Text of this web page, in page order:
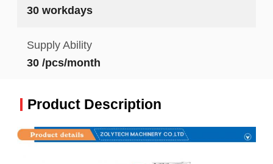
30 workdays
Supply Ability
30 /pcs/month
Product Description